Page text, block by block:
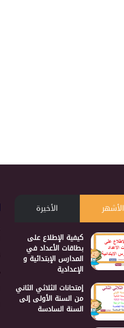
الأشهر الأخيرة
كيفية الإطلاع على
بطاقات الأعداد في
المدارس الإبتدائية و
الإعدادية
إمتحانات الثلاثي الثاني
من السنة الأولى إلى
السنة السادسة